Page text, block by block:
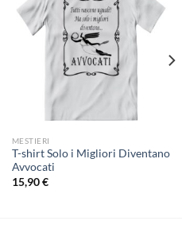
MESTIERI
T-shirt Solo i Migliori Diventano
Avvocati
15,90€